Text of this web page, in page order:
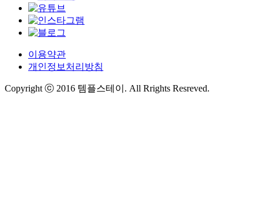
이용약관
개인정보처리방침
Copyright ⓒ 2016 템플스테이. All Rrights Resreved.